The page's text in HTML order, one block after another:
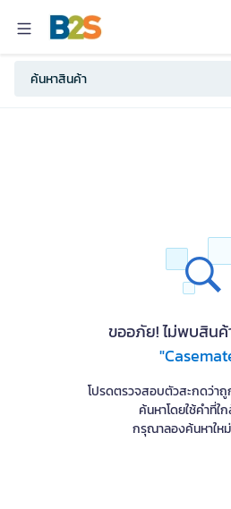
ขออภัย! ไม่พบสิน
โปรดตรวจสอบตัวสะกดว่า
ค้นหาโดยใช้คำที่ใ
กรุณาลองค้นหาให